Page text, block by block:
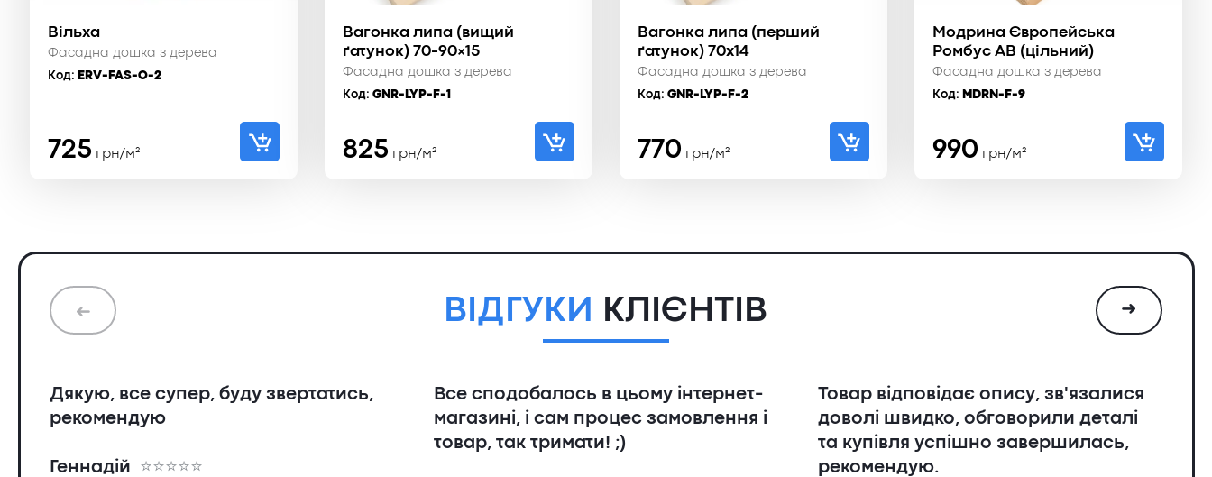
Вільха
Фасадна дошка з дерева
Код: ERV-FAS-O-2
725 грн/м²
Вагонка липа (вищий
ґатунок) 70-90×15
Фасадна дошка з дерева
Код:GNR-LYP-F-1
825 грн/м²
Вагонка липа (перший
ґатунок) 70x14
Фасадна дошка з дерева
Код: GNR-LYP-F-2
770 грн/м²
Модрина Європейська
Ромбус АВ (цільний)
Фасадна дошка з дерева
Код: MDRN-F-9
990 грн/м²
ВІДГУКИ КЛІЄНТІВ
Дякую, все супер, буду звертатись,
рекомендую
Геннадій
Все сподобалось в цьому інтернет-
магазині, і сам процес замовлення і
товар, так тримати! ;)
Товар відповідає опису, зв'язалися
доволі швидко, обговорили деталі
та купівля успішно завершилась,
рекомендую.
➜ ➜